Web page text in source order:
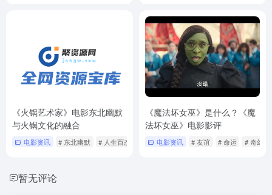
《火锅艺术家》电影东北幽默
与火锅文化的融合
电影资讯 # 东北幽默 # 人生百态 # 喜剧电影
《魔法坏女巫》是什么？《魔
法坏女巫》电影影评
电影资讯 # 友谊 # 命运 # 奇幻电
暂无评论